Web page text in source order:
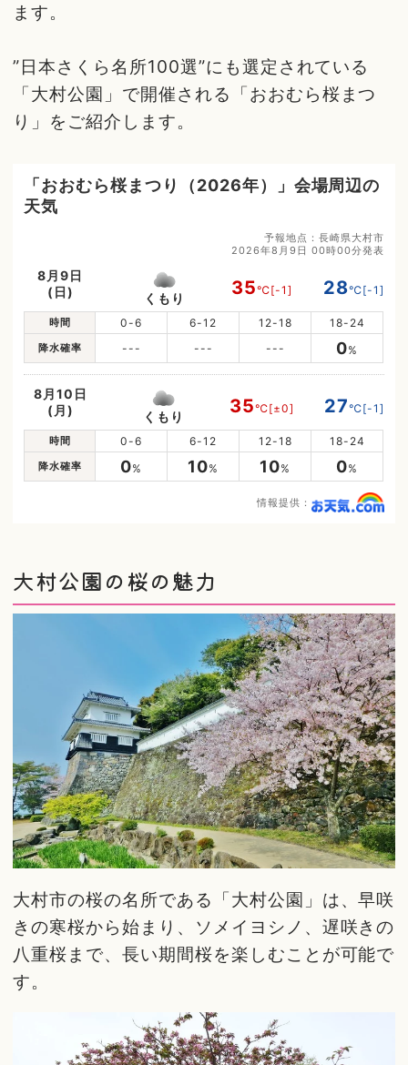
ます。
”日本さくら名所100選”にも選定されている
「大村公園」で開催される「おおむら桜まつ
り」をご紹介します。
「おおむら桜まつり（2026年）」会場周辺の
天気
予報地点：長崎県大村市
2026年8月9日 00時00分発表
8月9日
(日)
くもり 35℃[-1] 28℃[-1]
時間 0-6 6-12 12-18 18-24
降水確率 --- --- --- 0%
8月10日
(月)
くもり 35℃[±0] 27℃[-1]
時間 0-6 6-12 12-18 18-24
降水確率 0% 10% 10% 0%
情報提供：
大村公園の桜の魅力
大村市の桜の名所である「大村公園」は、早咲
きの寒桜から始まり、ソメイヨシノ、遅咲きの
八重桜まで、長い期間桜を楽しむことが可能で
す。